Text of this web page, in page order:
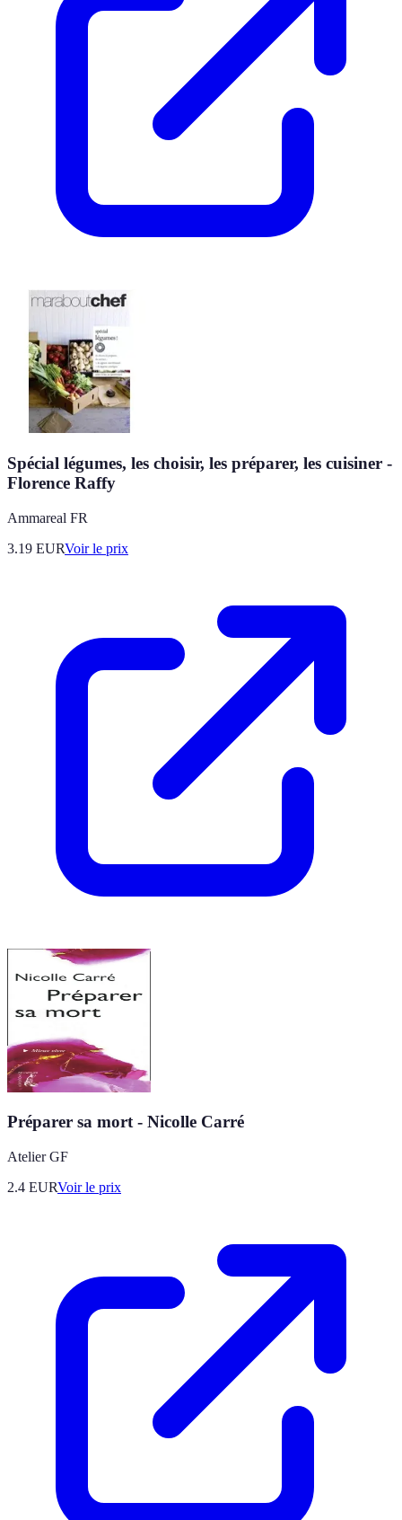
Spécial légumes, les choisir, les préparer, les cuisiner -
Florence Raffy
Ammareal FR
3.19 EURVoir le prix
Préparer sa mort - Nicolle Carré
Atelier GF
2.4 EURVoir le prix